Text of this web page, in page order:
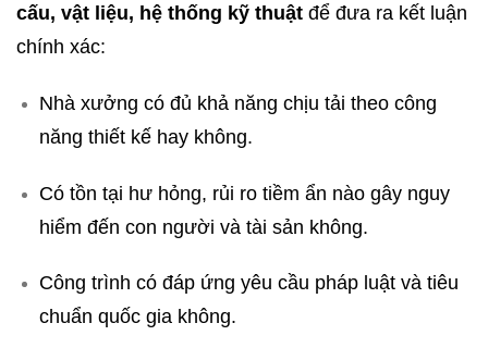
cấu, vật liệu, hệ thống kỹ thuật để đưa ra kết luận
chính xác:
Nhà xưởng có đủ khả năng chịu tải theo công
năng thiết kế hay không.
Có tồn tại hư hỏng, rủi ro tiềm ẩn nào gây nguy
hiểm đến con người và tài sản không.
Công trình có đáp ứng yêu cầu pháp luật và tiêu
chuẩn quốc gia không.